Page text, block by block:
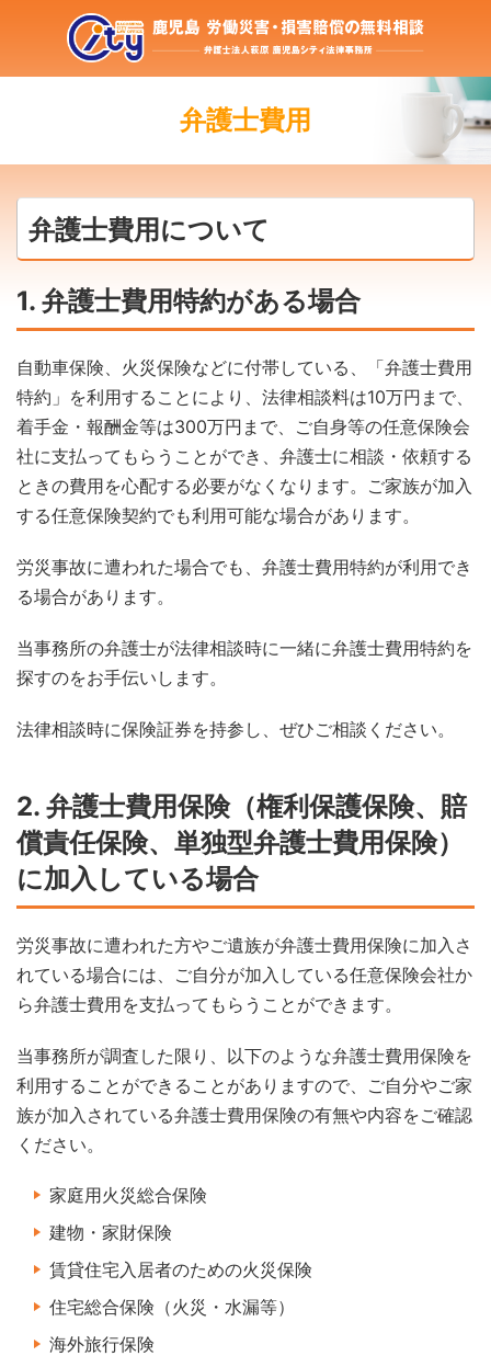
弁護士費用
弁護士費用について
1. 弁護士費用特約がある場合
自動車保険、火災保険などに付帯している、「弁護士費用
特約」を利用することにより、法律相談料は10万円まで、
着手金・報酬金等は300万円まで、ご自身等の任意保険会
社に支払ってもらうことができ、弁護士に相談・依頼する
ときの費用を心配する必要がなくなります。ご家族が加入
する任意保険契約でも利用可能な場合があります。
労災事故に遭われた場合でも、弁護士費用特約が利用でき
る場合があります。
当事務所の弁護士が法律相談時に一緒に弁護士費用特約を
探すのをお手伝いします。
法律相談時に保険証券を持参し、ぜひご相談ください。
2. 弁護士費用保険（権利保護保険、賠
償責任保険、単独型弁護士費用保険）
に加入している場合
労災事故に遭われた方やご遺族が弁護士費用保険に加入さ
れている場合には、ご自分が加入している任意保険会社か
ら弁護士費用を支払ってもらうことができます。
当事務所が調査した限り、以下のような弁護士費用保険を
利用することができることがありますので、ご自分やご家
族が加入されている弁護士費用保険の有無や内容をご確認
ください。
家庭用火災総合保険
建物・家財保険
賃貸住宅入居者のための火災保険
住宅総合保険（火災・水漏等）
海外旅行保険